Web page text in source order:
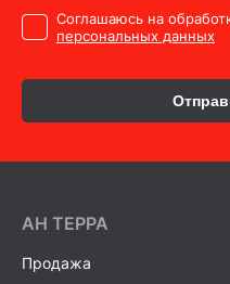
Cоглашаюсь на
персональных данных
AH ТEPPA
Продажа